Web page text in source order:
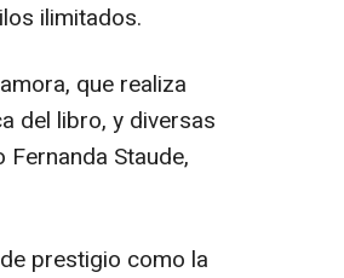
ilimitados.
que realiza
del libro, y diversas
Staude,
prestigio como la